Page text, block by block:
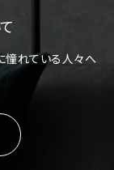
憧れている人々へ